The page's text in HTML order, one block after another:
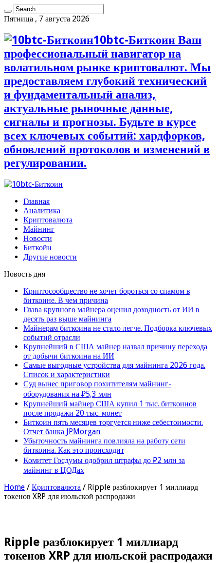
Пятница , 7 августа 2026
10btc-Биткоин Ваш
профессиональный навигатор на
волатильном рынке криптовалют. Мы
предоставляем глубокий технический
и фундаментальный анализ,
актуальные рыночные данные,
сигналы и прогнозы. Будьте в курсе
всех ключевых событий: хардфорков,
обновлений протоколов и изменений в
регулировании.
Главная
Аналитика
Криптовалюта
Майнинг
Новости
Биткойн
Другие новости
Новость дня
Криптосообщество не хочет бороться со спамом в
биткоине. В чем причина
Глава крупного майнера оценил доходность от ИИ в
десять раз выше майнинга
Майнерам биткоина не стало легче. Подборка ключевых
событий отрасли
Крупнейший в США майнер назвал причину перехода
от добычи биткоина на ИИ
Самые выгодные устройства для майнинга 2026 года.
Список и характеристики
Суд вынес приговор похитителям майнинг-
оборудования на ₽5,3 млн
Крупнейший майнер США купил 1 тыс. биткоинов
после продажи 20 тыс. монет
Биткоин пять месяцев торгуется ниже себестоимости.
Отчет банка JPMorgan
Убыточность майнинга повлияла на работу сети
биткоина. Как это происходит
Комитет Госдумы одобрил штрафы до ₽2 млн за
майнинг в ЦОДах
Home / Криптовалюта / Ripple разблокирует 1 миллиард
токенов XRP для июльской распродажи
Ripple разблокирует 1 миллиард
токенов XRP для июльской распродажи